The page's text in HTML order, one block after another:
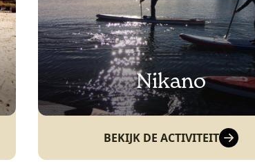
Nikano
BEKIJK DE ACTIVITEIT